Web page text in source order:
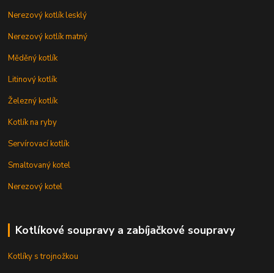
Nerezový kotlík lesklý
Nerezový kotlík matný
Měděný kotlík
Litinový kotlík
Železný kotlík
Kotlík na ryby
Servírovací kotlík
Smaltovaný kotel
Nerezový kotel
Kotlíkové soupravy a zabíjačkové soupravy
Kotlíky s trojnožkou